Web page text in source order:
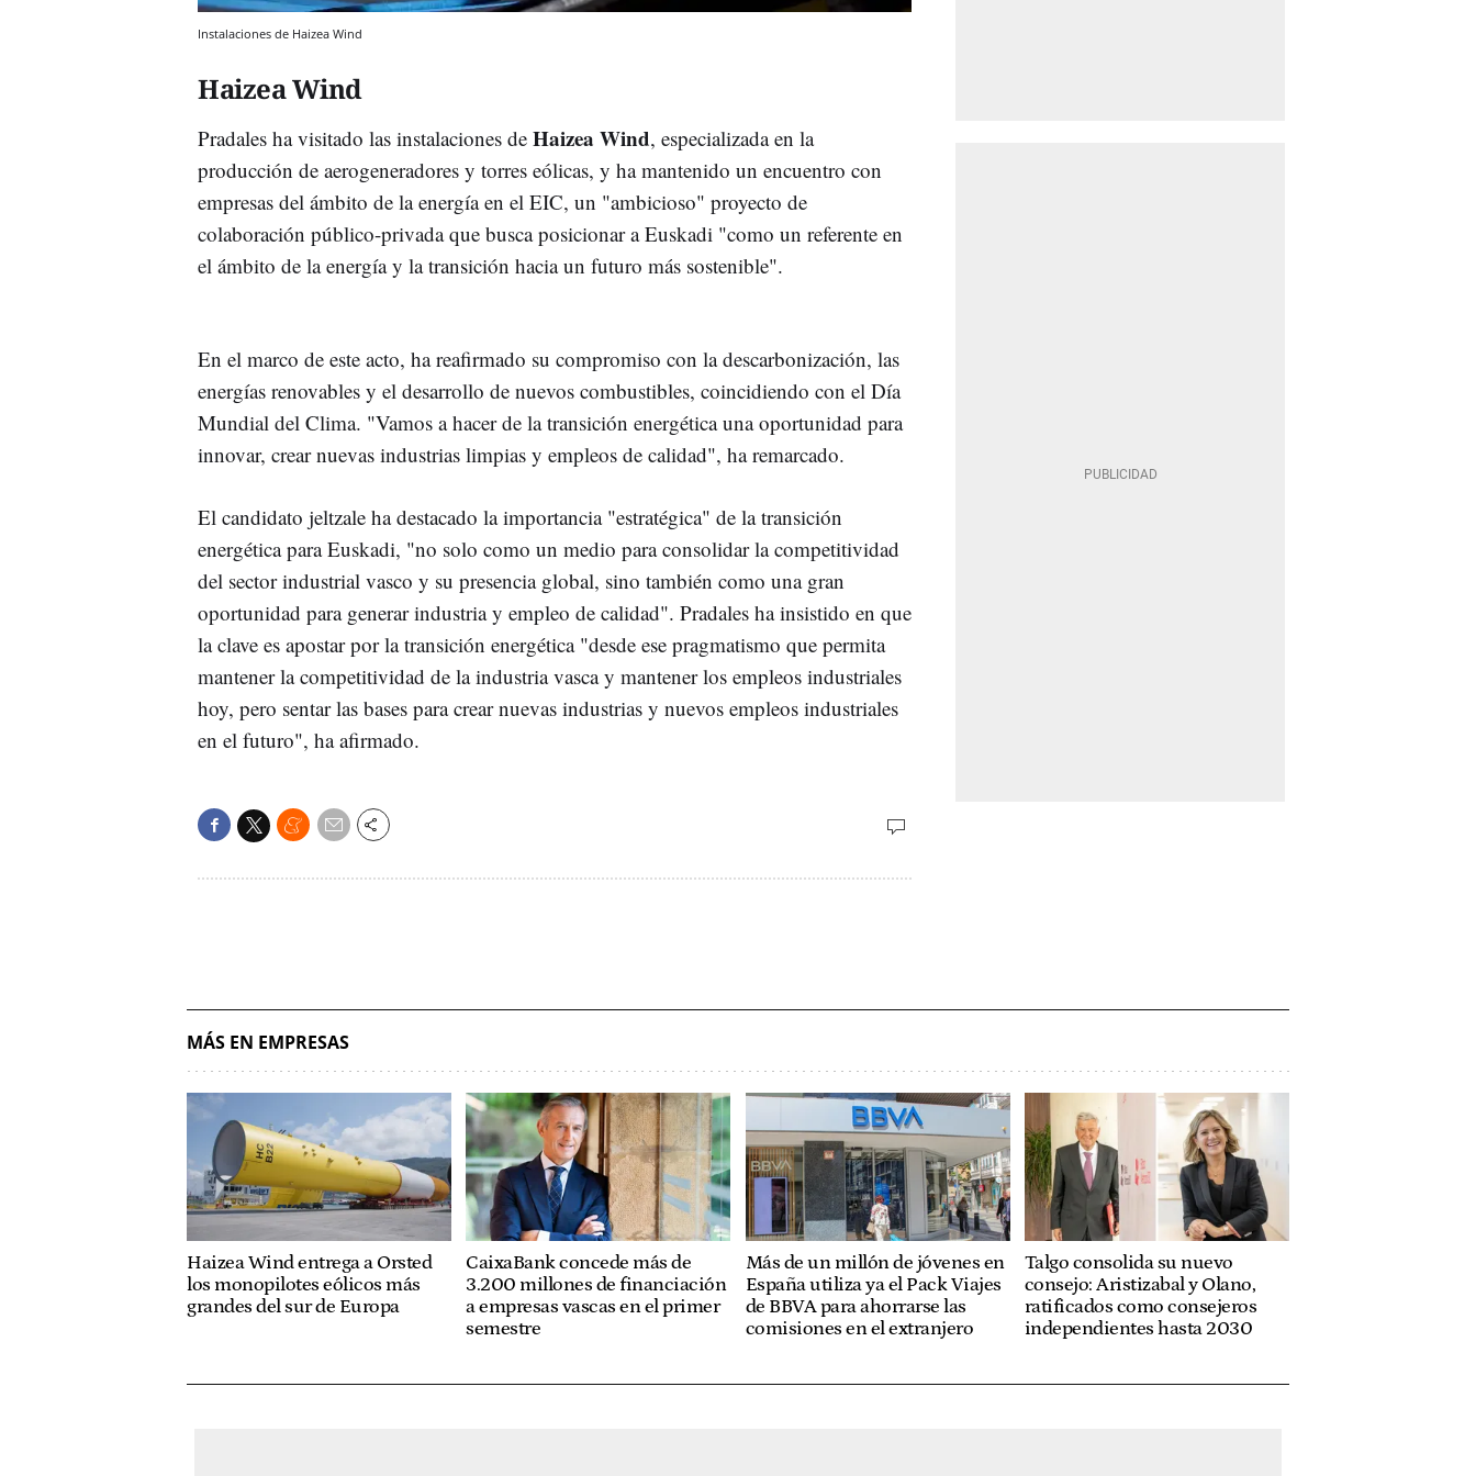
Instalaciones de Haizea Wind
Haizea Wind
Pradales ha visitado las instalaciones de Haizea Wind, especializada en la
producción de aerogeneradores y torres eólicas, y ha mantenido un encuentro con
empresas del ámbito de la energía en el EIC, un "ambicioso" proyecto de
colaboración público-privada que busca posicionar a Euskadi "como un referente en
el ámbito de la energía y la transición hacia un futuro más sostenible".
En el marco de este acto, ha reafirmado su compromiso con la descarbonización, las
energías renovables y el desarrollo de nuevos combustibles, coincidiendo con el Día
Mundial del Clima. "Vamos a hacer de la transición energética una oportunidad para
innovar, crear nuevas industrias limpias y empleos de calidad", ha remarcado.
El candidato jeltzale ha destacado la importancia "estratégica" de la transición
energética para Euskadi, "no solo como un medio para consolidar la competitividad
del sector industrial vasco y su presencia global, sino también como una gran
oportunidad para generar industria y empleo de calidad". Pradales ha insistido en que
la clave es apostar por la transición energética "desde ese pragmatismo que permita
mantener la competitividad de la industria vasca y mantener los empleos industriales
hoy, pero sentar las bases para crear nuevas industrias y nuevos empleos industriales
en el futuro", ha afirmado.
MÁS EN EMPRESAS
Haizea Wind entrega a Orsted
los monopilotes eólicos más
grandes del sur de Europa
CaixaBank concede más de
3.200 millones de financiación
a empresas vascas en el primer
semestre
Más de un millón de jóvenes en
España utiliza ya el Pack Viajes
de BBVA para ahorrarse las
comisiones en el extranjero
Talgo consolida su nuevo
consejo: Aristizabal y Olano,
ratificados como consejeros
independientes hasta 2030